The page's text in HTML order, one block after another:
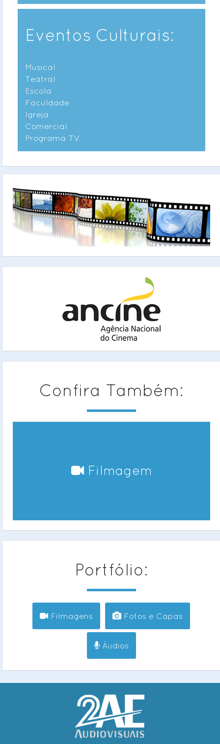
Eventos Culturais:
Musical
Teatral
Escola
Faculdade
Igreja
Comercial
Programa TV
Confira Também:
Fotografia
Portfólio:
Filmagens Fotos e Capas
Áudios